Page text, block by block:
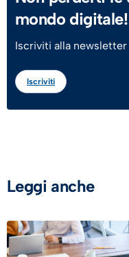
mondo digitale!
Iscriviti alla
Iscriviti
Leggi anche